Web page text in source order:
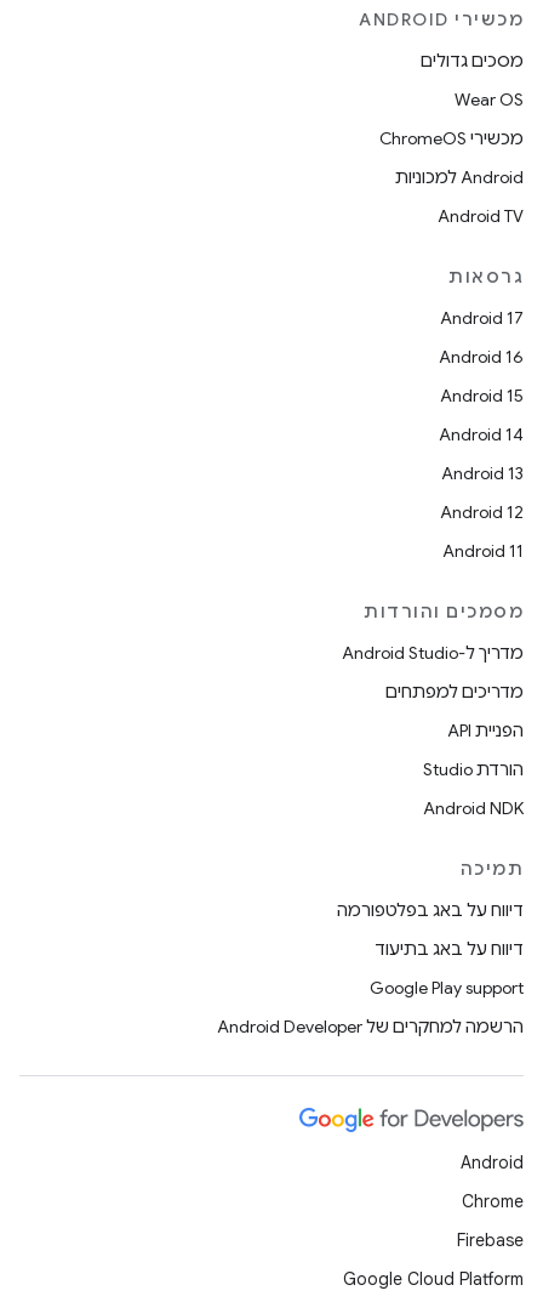
מכשירי ANDROID
מסכים גדולים
Wear OS
מכשירי ChromeOS
Android למכוניות
Android TV
גרסאות
Android 17
Android 16
Android 15
Android 14
Android 13
Android 12
Android 11
מסמכים והורדות
מדריך ל-Android Studio
מדריכים למפתחים
הפניית API
הורדת Studio
Android NDK
תמיכה
דיווח על באג בפלטפורמה
דיווח על באג בתיעוד
Google Play support
הרשמה למחקרים של Android Developer
Android
Chrome
Firebase
Google Cloud Platform